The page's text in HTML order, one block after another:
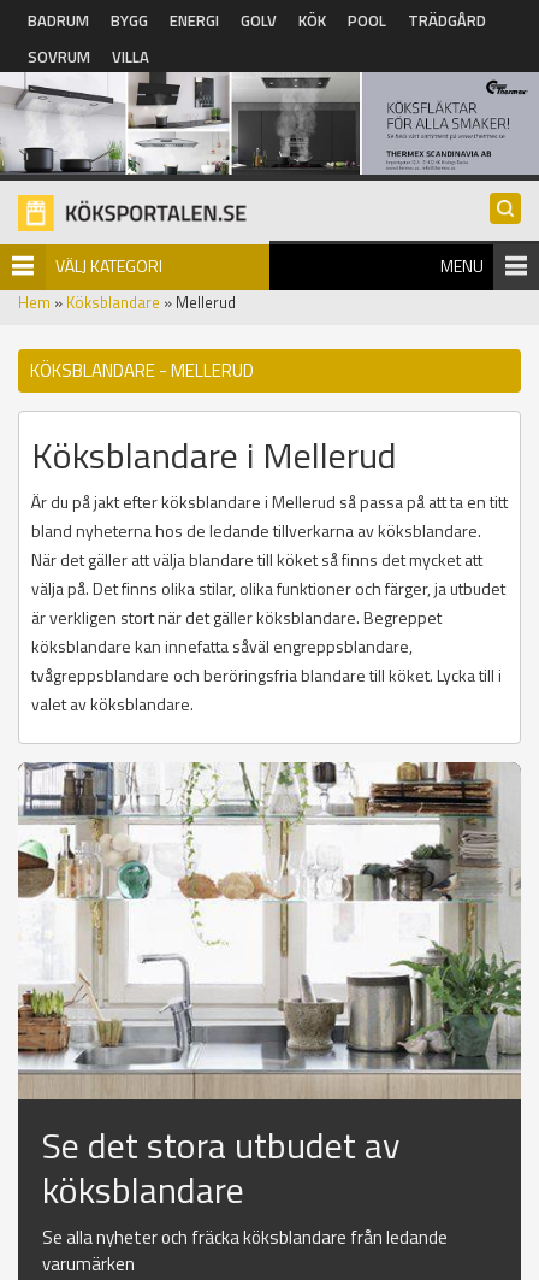
Hoppa till huvudinnehåll
BADRUM BYGG ENERGI GOLV KÖK POOL
TRÄDGÅRD
SOVRUM
VILLA
VÄLJ KATEGORI MENU
Hem » Köksblandare » Mellerud
KÖKSBLANDARE - MELLERUD
Köksblandare i Mellerud
Är du på jakt efter köksblandare i Mellerud så passa på att ta en titt
bland nyheterna hos de ledande tillverkarna av köksblandare.
När det gäller att välja blandare till köket så finns det mycket att
välja på. Det finns olika stilar, olika funktioner och färger, ja utbudet
är verkligen stort när det gäller köksblandare. Begreppet
köksblandare kan innefatta såväl engreppsblandare,
tvågreppsblandare och beröringsfria blandare till köket. Lycka till i
valet av köksblandare.
Se det stora utbudet av
köksblandare
Se alla nyheter och fräcka köksblandare från ledande
varumärken